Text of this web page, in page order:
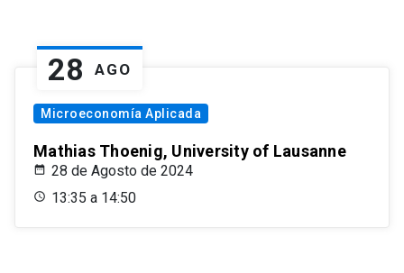
28 AGO
Microeconomía Aplicada
Mathias Thoenig, University of Lausanne
28 de Agosto de 2024
13:35 a 14:50